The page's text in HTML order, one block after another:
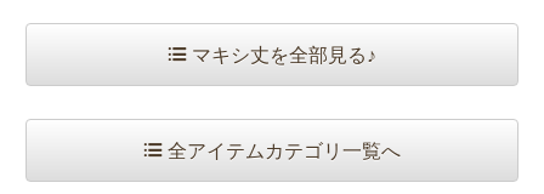
マキシ丈を全部見る♪
全アイテムカテゴリ一覧へ